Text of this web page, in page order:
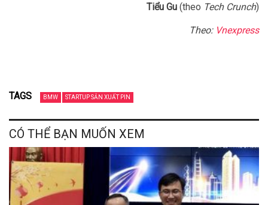
Tiểu Gu (theo Tech Crunch)
Theo: Vnexpress
TAGS BMW STARTUP SẢN XUẤT PIN
CÓ THỂ BẠN MUỐN XEM